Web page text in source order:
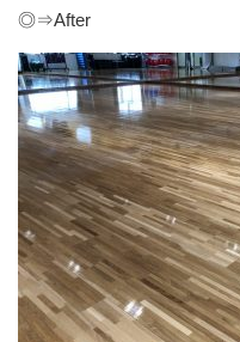
◎⇒After